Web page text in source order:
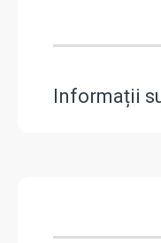
Informații